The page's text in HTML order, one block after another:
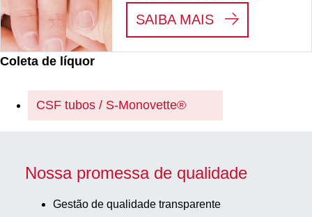
Coleta de líquor
CSF tubos / S-Monovette®
SAIBA MAIS: FLUXO DE
Nossa promessa de qualidade
Gestão de qualidade transparente